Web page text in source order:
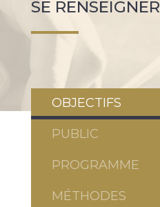
SE RENSEIGNER
OBJECTIFS
PUBLIC
PROGRAMME
MÉTHODES